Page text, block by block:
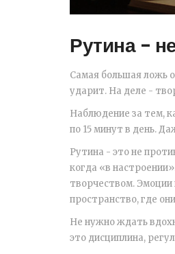
Рутина -
Самая большая ложь
ударит. На деле -
Наблюдение за тем,
по 15 минут в день.
Рутина - это не
когда «в
творчеством.
пространство, где
Не нужно ждать
это дисциплина,